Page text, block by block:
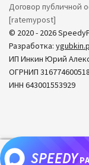
© 2020 - 2026
Разработка:
ИП Инкин Юрий
ОГРНИП
ИНН 643001553929
Договор публичной
[ratemypost]
SPEEDY